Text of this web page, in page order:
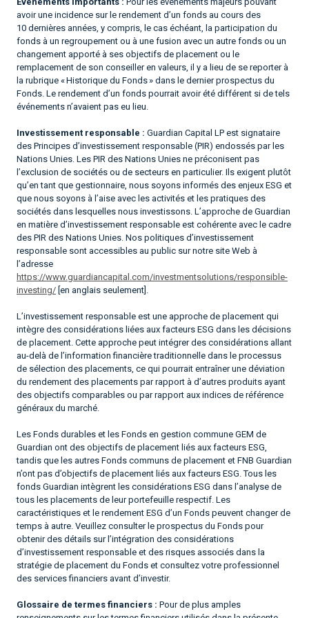
avoir une incidence sur le rendement d’un fonds au cours des
10 dernières années, y compris, le cas échéant, la participation du
fonds à un regroupement ou à une fusion avec un autre fonds ou un
changement apporté à ses objectifs de placement ou le
remplacement de son conseiller en valeurs, il y a lieu de se reporter à
la rubrique « Historique du Fonds » dans le dernier prospectus du
Fonds. Le rendement d’un fonds pourrait avoir été différent si de tels
événements n’avaient pas eu lieu.
Investissement responsable : Guardian Capital LP est signataire
des Principes d’investissement responsable (PIR) endossés par les
Nations Unies. Les PIR des Nations Unies ne préconisent pas
l’exclusion de sociétés ou de secteurs en particulier. Ils exigent plutôt
qu’en tant que gestionnaire, nous soyons informés des enjeux ESG et
que nous soyons à l’aise avec les activités et les pratiques des
sociétés dans lesquelles nous investissons. L’approche de Guardian
en matière d’investissement responsable est cohérente avec le cadre
des PIR des Nations Unies. Nos politiques d’investissement
responsable sont accessibles au public sur notre site Web à
l’adresse
https://www.guardiancapital.com/investmentsolutions/responsible-
investing/ [en anglais seulement].
L’investissement responsable est une approche de placement qui
intègre des considérations liées aux facteurs ESG dans les décisions
de placement. Cette approche peut intégrer des considérations allant
au-delà de l’information financière traditionnelle dans le processus
de sélection des placements, ce qui pourrait entraîner une déviation
du rendement des placements par rapport à d’autres produits ayant
des objectifs comparables ou par rapport aux indices de référence
généraux du marché.
Les Fonds durables et les Fonds en gestion commune GEM de
Guardian ont des objectifs de placement liés aux facteurs ESG,
tandis que les autres Fonds communs de placement et FNB Guardian
n’ont pas d’objectifs de placement liés aux facteurs ESG. Tous les
fonds Guardian intègrent les considérations ESG dans l’analyse de
tous les placements de leur portefeuille respectif. Les
caractéristiques et le rendement ESG d’un Fonds peuvent changer de
temps à autre. Veuillez consulter le prospectus du Fonds pour
obtenir des détails sur l’intégration des considérations
d’investissement responsable et des risques associés dans la
stratégie de placement du Fonds et consultez votre professionnel
des services financiers avant d’investir.
Glossaire de termes financiers : Pour de plus amples